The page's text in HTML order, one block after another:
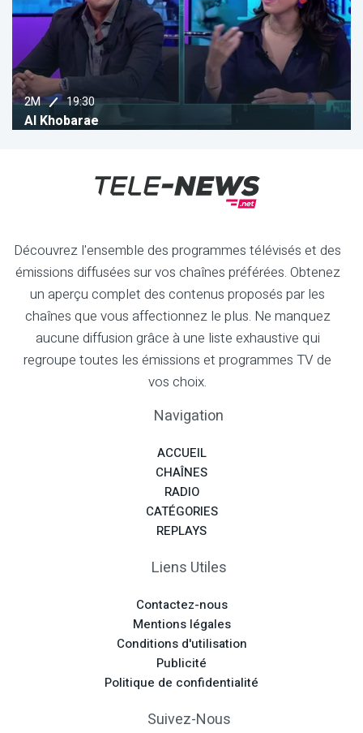
AL AOULA 22:00
Découvrez l'ensemble des programmes télévisés et des
émissions diffusées sur vos chaînes préférées. Obtenez
un aperçu complet des contenus proposés par les
chaînes que vous affectionnez le plus. Ne manquez
aucune diffusion grâce à une liste exhaustive qui
regroupe toutes les émissions et programmes TV de
vos choix.
Navigation
ACCUEIL
CHAÎNES
RADIO
CATÉGORIES
REPLAYS
Liens Utiles
Contactez-nous
Mentions légales
Conditions d'utilisation
Publicité
Politique de confidentialité
Suivez-Nous